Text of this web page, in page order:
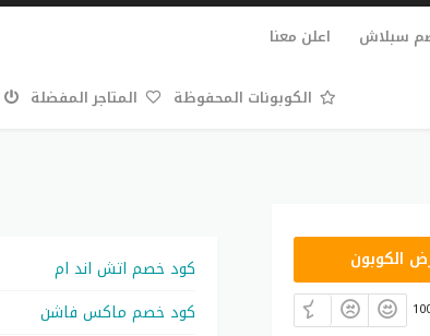
تخطي
سبلاش اعلن معنا
الكوبونات المحفوظة المتاجر المفضلة
الكوبون
كود خصم اتش اند ام
كود خصم ماكس فاشن